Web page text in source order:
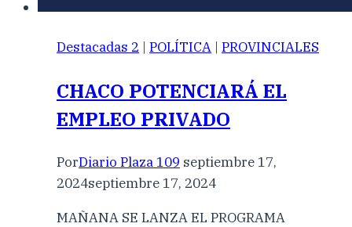
Destacadas 2 | POLÍTICA | PROVINCIALES
CHACO POTENCIARÁ EL
EMPLEO PRIVADO
PorDiario Plaza 109 septiembre 17,
2024septiembre 17, 2024
MAÑANA SE LANZA EL PROGRAMA